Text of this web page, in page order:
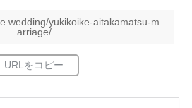
yukikoike-aitakamatsu-m
arriage/